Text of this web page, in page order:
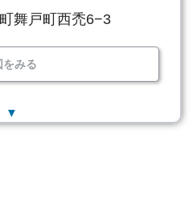
舞戸町西禿6−3
をみる
▼